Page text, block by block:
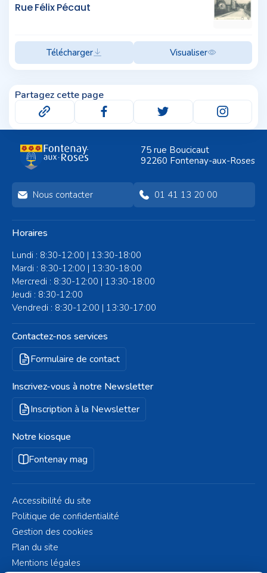
Rue Félix Pécaut
Télécharger Visualiser
Partagez cette page
75 rue Boucicaut
92260 Fontenay-aux-Roses
Nous contacter 01 41 13 20 00
Horaires
Lundi : 8:30-12:00 | 13:30-18:00
Mardi : 8:30-12:00 | 13:30-18:00
Mercredi : 8:30-12:00 | 13:30-18:00
Jeudi : 8:30-12:00
Vendredi : 8:30-12:00 | 13:30-17:00
Contactez-nos services
Formulaire de contact
Inscrivez-vous à notre Newsletter
Inscription à la Newsletter
Notre kiosque
Fontenay mag
Mentions légales
Accessibilité du site
Politique de confidentialité
Gestion des cookies
Plan du site